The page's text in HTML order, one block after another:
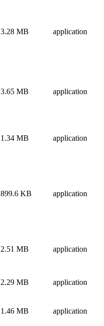
3.28 MB application
3.65 MB application
1.34 MB application
899.6 KB application
2.51 MB application
2.29 MB application
1.46 MB application